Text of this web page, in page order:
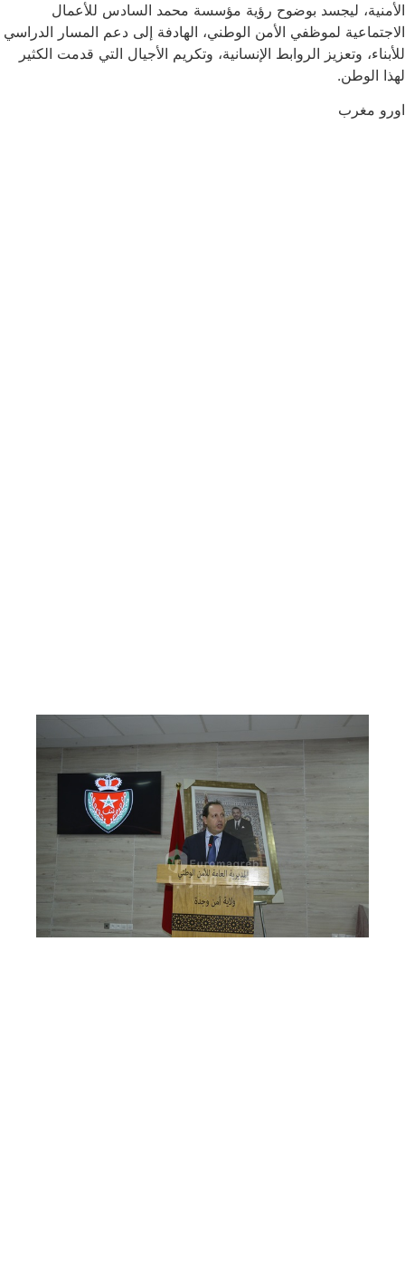
الأمنية، ليجسد بوضوح رؤية مؤسسة محمد السادس للأعمال
الاجتماعية لموظفي الأمن الوطني، الهادفة إلى دعم المسار الدراسي
للأبناء، وتعزيز الروابط الإنسانية، وتكريم الأجيال التي قدمت الكثير
لهذا الوطن.
اورو مغرب